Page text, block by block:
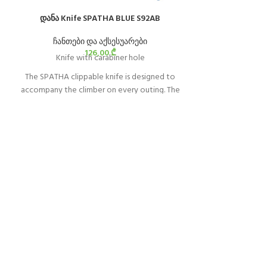
დანა Knife SPATHA BLUE S92AB
ჩანთები და აქსესუარები
126,00₾
Knife with carabiner hole
The SPATHA clippable knife is designed to
accompany the climber on every outing. The